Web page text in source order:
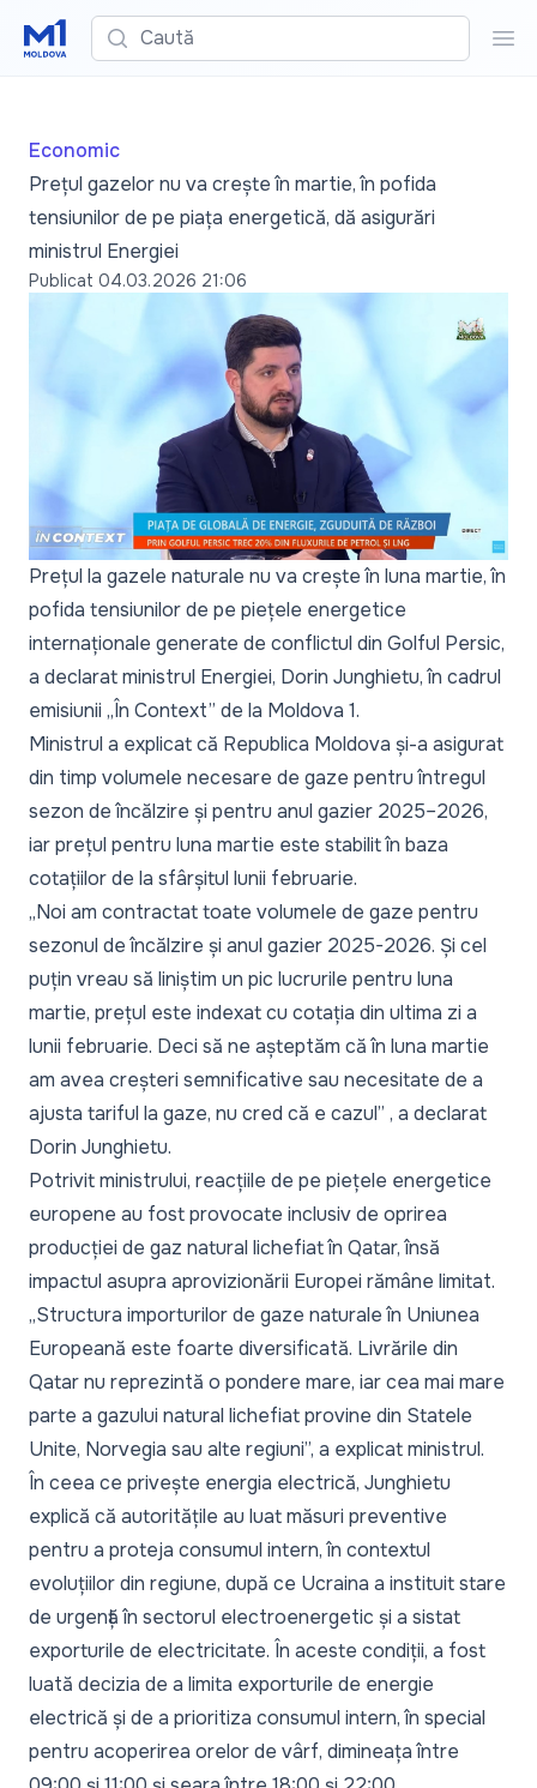
Caută
Economic
Prețul gazelor nu va crește în martie, în pofida
tensiunilor de pe piața energetică, dă asigurări
ministrul Energiei
Publicat 04.03.2026 21:06
Prețul la gazele naturale nu va crește în luna martie, în
pofida tensiunilor de pe piețele energetice
internaționale generate de conflictul din Golful Persic,
a declarat ministrul Energiei, Dorin Junghietu, în cadrul
emisiunii „În Context” de la Moldova 1.
Ministrul a explicat că Republica Moldova și-a asigurat
din timp volumele necesare de gaze pentru întregul
sezon de încălzire și pentru anul gazier 2025–2026,
iar prețul pentru luna martie este stabilit în baza
cotațiilor de la sfârșitul lunii februarie.
„Noi am contractat toate volumele de gaze pentru
sezonul de încălzire și anul gazier 2025-2026. Și cel
puțin vreau să liniștim un pic lucrurile pentru luna
martie, prețul este indexat cu cotația din ultima zi a
lunii februarie. Deci să ne așteptăm că în luna martie
am avea creșteri semnificative sau necesitate de a
ajusta tariful la gaze, nu cred că e cazul” , a declarat
Dorin Junghietu.
Potrivit ministrului, reacțiile de pe piețele energetice
europene au fost provocate inclusiv de oprirea
producției de gaz natural lichefiat în Qatar, însă
impactul asupra aprovizionării Europei rămâne limitat.
„Structura importurilor de gaze naturale în Uniunea
Europeană este foarte diversificată. Livrările din
Qatar nu reprezintă o pondere mare, iar cea mai mare
parte a gazului natural lichefiat provine din Statele
Unite, Norvegia sau alte regiuni”, a explicat ministrul.
În ceea ce privește energia electrică, Junghietu
explică că autoritățile au luat măsuri preventive
pentru a proteja consumul intern, în contextul
evoluțiilor din regiune, după ce Ucraina a instituit stare
de urgență în sectorul electroenergetic și a sistat
exporturile de electricitate. În aceste condiții, a fost
luată decizia de a limita exporturile de energie
electrică și de a prioritiza consumul intern, în special
pentru acoperirea orelor de vârf, dimineața între